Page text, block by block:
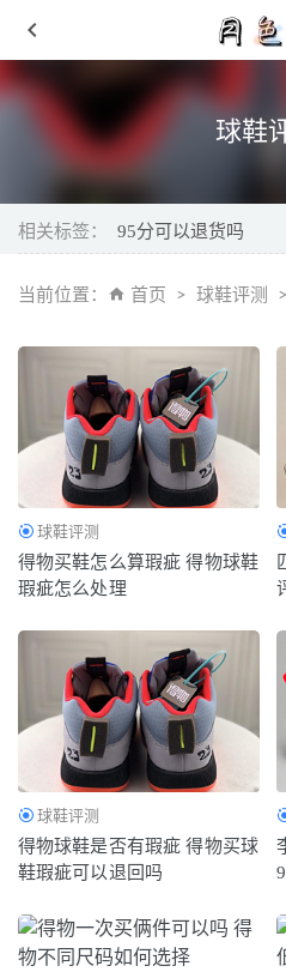
球鞋
相关标签： 95分可以退货吗
当前位置： 首页 球鞋评测
球鞋评测
得物买鞋怎么算瑕疵 得物球鞋
瑕疵怎么处理
球鞋评测
得物球鞋是否有瑕疵 得物买球
鞋瑕疵可以退回吗
Gabor 嘉步全新 520 心动系列
亚历山大·麦昆全新阔型运动
筋头巴脑是什么肉 东北一道菜
得物订单截图生成器 毒app订